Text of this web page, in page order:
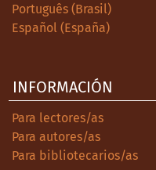
Português (Brasil)
Español (España)
INFORMACIÓN
Para lectores/as
Para autores/as
Para bibliotecarios/as